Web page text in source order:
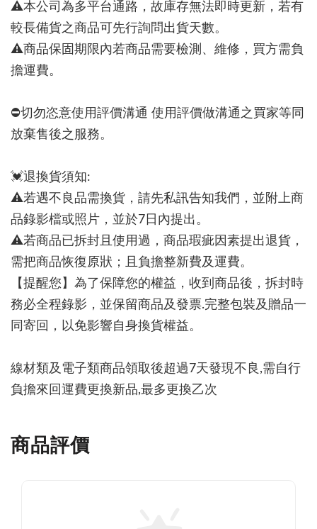
⚠本公司為多平台通路，故庫存無法即時更新，若有
較長備貨之商品可先行詢問出貨天數。
⚠商品保固期限內若商品需要檢測、維修，買方需負
擔運費。
⛔切勿恣意使用評價溝通 使用評價做溝通之買家等同
放棄售後之服務。
💓退換貨須知:
⚠若遇不良品需換貨，請先私訊告知我們，並附上商
品錄影檔或照片，並於7日內提出。
⚠若商品已拆封且使用過，商品瑕疵因素提出退貨，
需把商品恢復原狀；且負擔整新費及運費。
【提醒您】為了保障您的權益，收到商品後，拆封時
務必全程錄影，並保留商品及發票.完整包裝及贈品一
同寄回，以免影響自身換貨權益。
線材類及電子類商品領取後超過7天發現不良,需自行
負擔來回運費更換新品,最多更換乙次
商品評價